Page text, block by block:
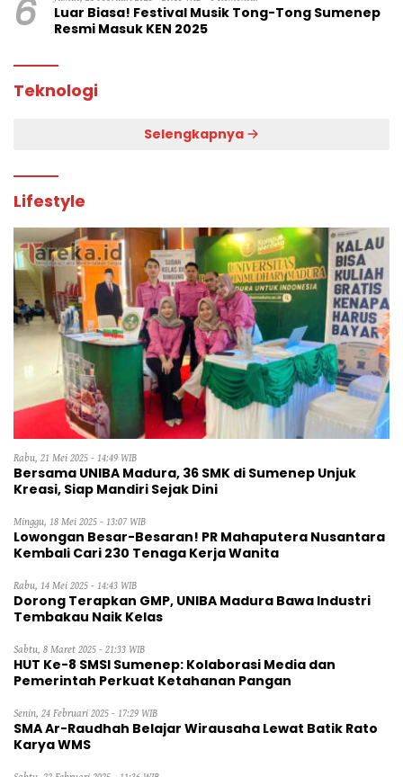
6
Luar Biasa! Festival Musik Tong-Tong Sumenep
Resmi Masuk KEN 2025
Teknologi
Selengkapnya
Lifestyle
Rabu, 21 Mei 2025 - 14:49 WIB
Bersama UNIBA Madura, 36 SMK di Sumenep Unjuk
Kreasi, Siap Mandiri Sejak Dini
Minggu, 18 Mei 2025 - 13:07 WIB
Lowongan Besar-Besaran! PR Mahaputera Nusantara
Kembali Cari 230 Tenaga Kerja Wanita
Rabu, 14 Mei 2025 - 14:43 WIB
Dorong Terapkan GMP, UNIBA Madura Bawa Industri
Tembakau Naik Kelas
Sabtu, 8 Maret 2025 - 21:33 WIB
HUT Ke-8 SMSI Sumenep: Kolaborasi Media dan
Pemerintah Perkuat Ketahanan Pangan
Senin, 24 Februari 2025 - 17:29 WIB
SMA Ar-Raudhah Belajar Wirausaha Lewat Batik Rato
Karya WMS